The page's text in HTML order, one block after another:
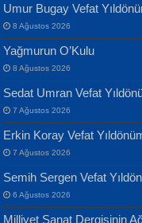
MUSTAFA
Yarına İz Bırakmak...
ATİLLA ÖZEN
Sultan Olmadan
Yılmaz Ekinci
Geceye Söylenen...
Banu Sancak
Defterimden İçeri...
Umur Bugay Vefat
8 Ağustos 2026
Yağmurun O’Kulu
8 Ağustos 2026
Sedat Umran Vefat
7 Ağustos 2026
Erkin Koray Vefat
7 Ağustos 2026
Semih Sergen Vefat
6 Ağustos 2026
Milliyet Sanat Dergisinin